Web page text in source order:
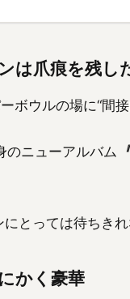
は爪痕を残し
ボウルの場に“間接
のニューアルバム
とっては待ちき
かく豪華